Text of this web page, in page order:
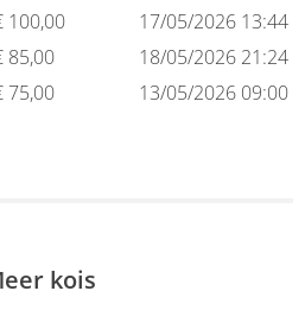
100,00
17/05/2026 13:44
85,00
18/05/2026 21:24
75,00 13/05/2026 09:00
kois